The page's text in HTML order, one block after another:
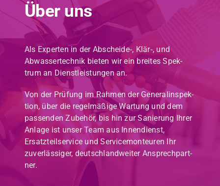
Über uns
Als Experten in der Abscheide‑, Klär‑, und
Abwassertech­nik bieten wir ein bre­ites Spek­
trum an Dien­stleis­tun­gen an.
Von der Prü­fung im Rah­men der Gen­er­alin­spek­
tion, über die regelmäßige Wartung und dem
passenden Zube­hör, bis hin zur Sanierung Ihrer
Anlage ist unser Team aus Innen­di­enst,
Ersatzteilser­vice und Ser­vice­mon­teuren Ihr
zuver­läs­siger, deutsch­landweit­er Ansprech­part­
ner.